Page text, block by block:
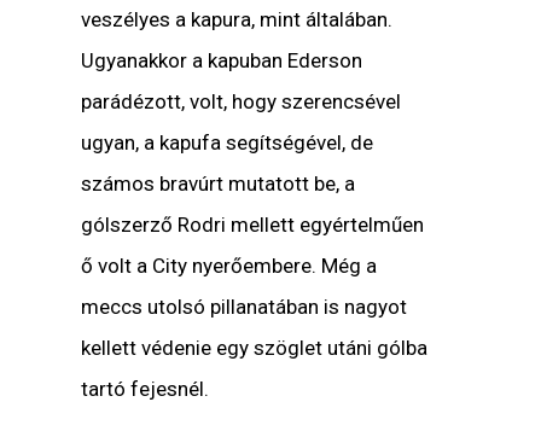
veszélyes a kapura, mint általában.
Ugyanakkor a kapuban Ederson
parádézott, volt, hogy szerencsével
ugyan, a kapufa segítségével, de
számos bravúrt mutatott be, a
gólszerző Rodri mellett egyértelműen
ő volt a City nyerőembere. Még a
meccs utolsó pillanatában is nagyot
kellett védenie egy szöglet utáni gólba
tartó fejesnél.